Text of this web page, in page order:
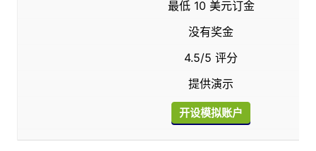
最低 10 美元订金
没有奖金
4.5/5 评分
提供演示
开设模拟账户